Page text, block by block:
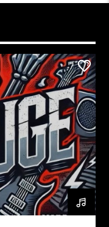
7